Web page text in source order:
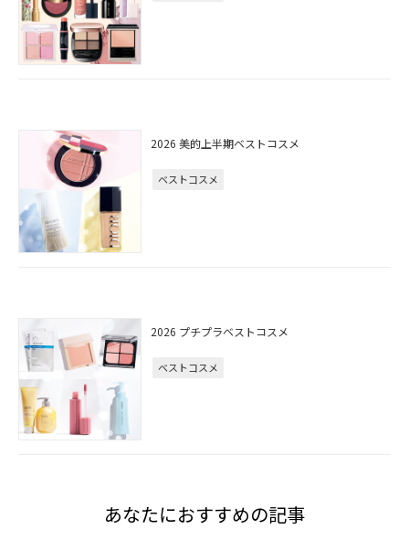
2026 美的上半期ベストコスメ
ベストコスメ
2026 プチプラベストコスメ
ベストコスメ
あなたにおすすめの記事